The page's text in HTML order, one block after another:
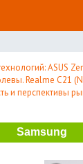
ASUS
Realme C21
и перспективы
Samsung